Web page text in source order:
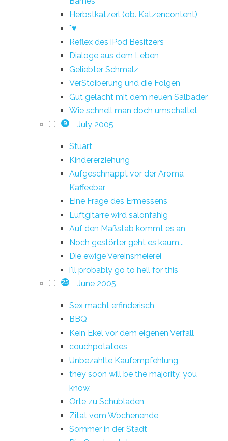
Herbstkatzerl (ob. Katzencontent)
*♥
Reflex des iPod Besitzers
Dialoge aus dem Leben
Geliebter Schmalz
VerStoiberung und die Folgen
Gut gelacht mit dem neuen Salbader
Wie schnell man doch umschaltet
9 July 2005
Stuart
Kindererziehung
Aufgeschnappt vor der Aroma
Kaffeebar
Eine Frage des Ermessens
Luftgitarre wird salonfähig
Auf den Maßstab kommt es an
Noch gestörter geht es kaum...
Die ewige Vereinsmeierei
i'll probably go to hell for this
25 June 2005
Sex macht erfinderisch
BBQ
Kein Ekel vor dem eigenen Verfall
couchpotatoes
Unbezahlte Kaufempfehlung
they soon will be the majority, you
know.
Orte zu Schubladen
Zitat vom Wochenende
Sommer in der Stadt